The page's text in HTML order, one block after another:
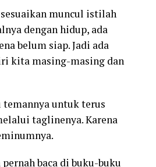
muncul istilah
dengan hidup, ada
belum siap. Jadi ada
kita masing-masing dan
temannya untuk terus
taglinenya. Karena
baca di buku-buku